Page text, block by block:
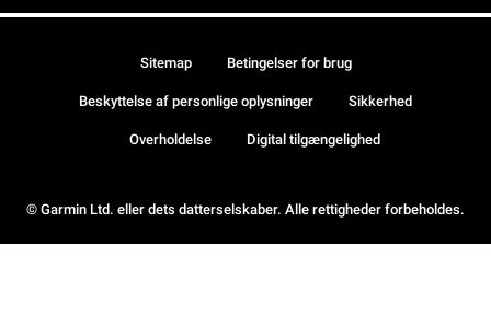
© Garmin Ltd. eller dets datterselskaber. Alle rettigheder forbeholdes.
Sitemap Betingelser for brug
Beskyttelse af personlige oplysninger Sikkerhed
Overholdelse Digital tilgængelighed